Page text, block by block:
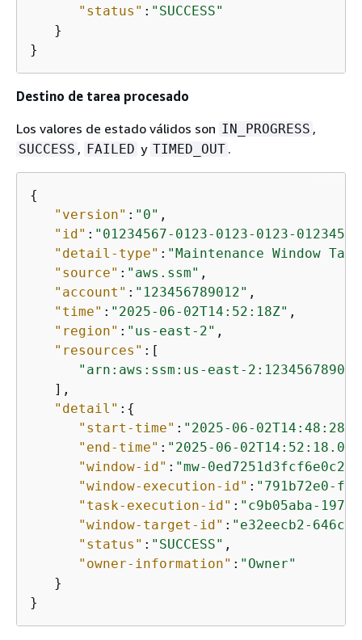
"status" : "SUCCESS"
   }
}
Destino de tarea procesado
Los valores de estado válidos son IN_PROGRESS ,
SUCCESS , FAILED y TIMED_OUT .
{
"version" : "0" ,
"id" : "01234567-0123-0123-0123-
"detail-type" : "Maintenance Window
"source" : "aws.ssm" ,
"account" : "123456789012" ,
"time" : "2025-06-02T14:52:18Z" ,
"region" : "us-east-2" ,
"resources" :[
"arn:aws:ssm:us-east-
   ],
"detail" : {
"start-time" : "2025-06-
"end-time" : "2025-06-
"window-id" : "mw-0ed7251d3fcf6e0c2"
"window-execution-id" : "791b72e0-
"task-execution-id" : "c9b05aba-197f-
"window-target-id" : "e32eecb2-646c-
"status" : "SUCCESS" ,
"owner-information" : "Owner"
   }
}